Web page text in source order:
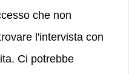
che non
l'intervista con
Ci potrebbe